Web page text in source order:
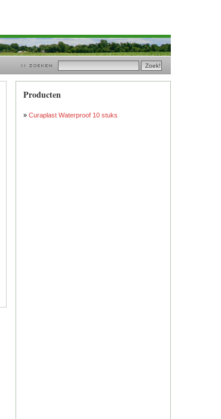
Producten
» Curaplast Waterproof 10 stuks